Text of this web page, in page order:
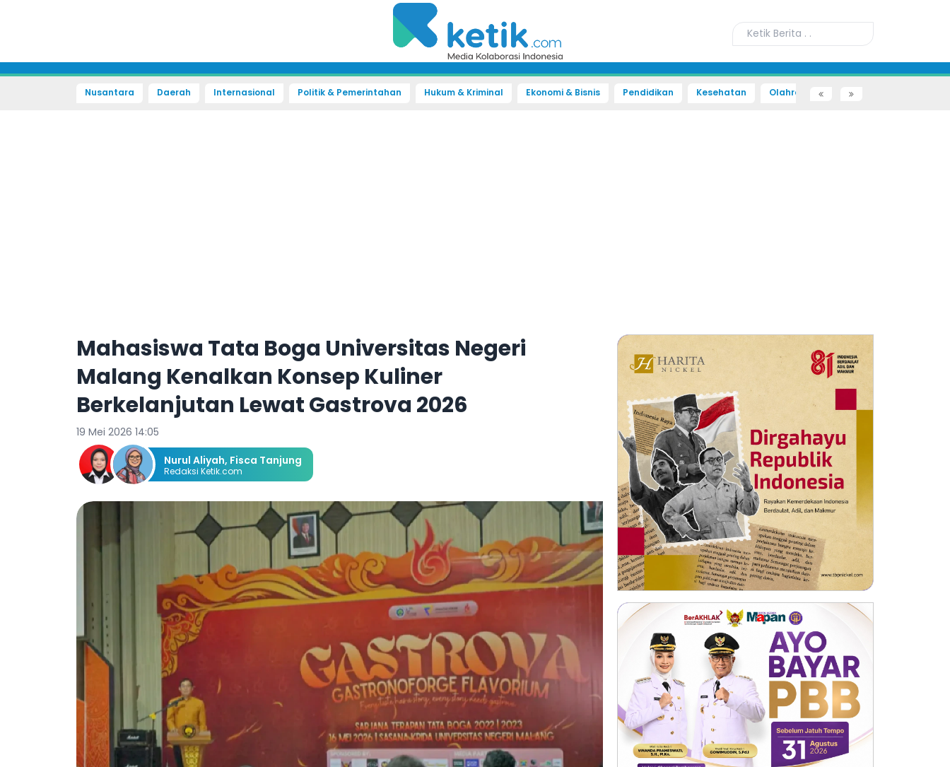
Nusantara Daerah Internasional Politik & Pemerintahan Hukum & Kriminal Ekonomi & Bisnis Pendidikan Kesehatan Olahraga Sains dan Teknologi
Mahasiswa Tata Boga Universitas Negeri
Malang Kenalkan Konsep Kuliner
Berkelanjutan Lewat Gastrova 2026
19 Mei 2026 14:05
Nurul Aliyah, Fisca Tanjung
Redaksi Ketik.com